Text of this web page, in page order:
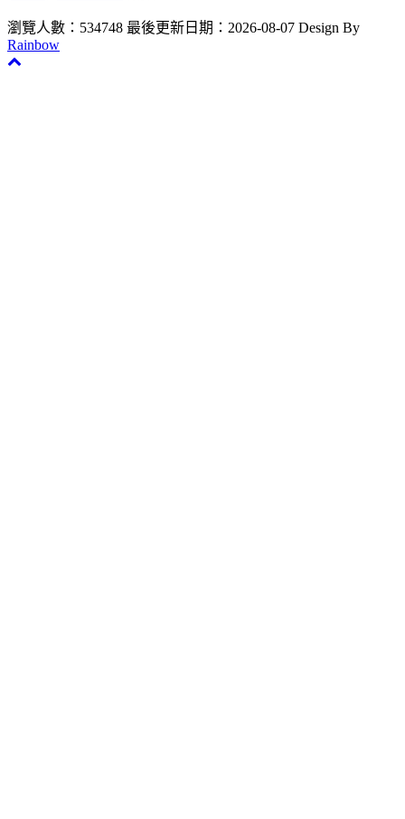
瀏覽人數：534748 最後更新日期：2026-08-07 Design By
Rainbow